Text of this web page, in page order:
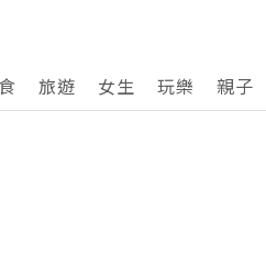
旅遊 女生 玩樂 親子